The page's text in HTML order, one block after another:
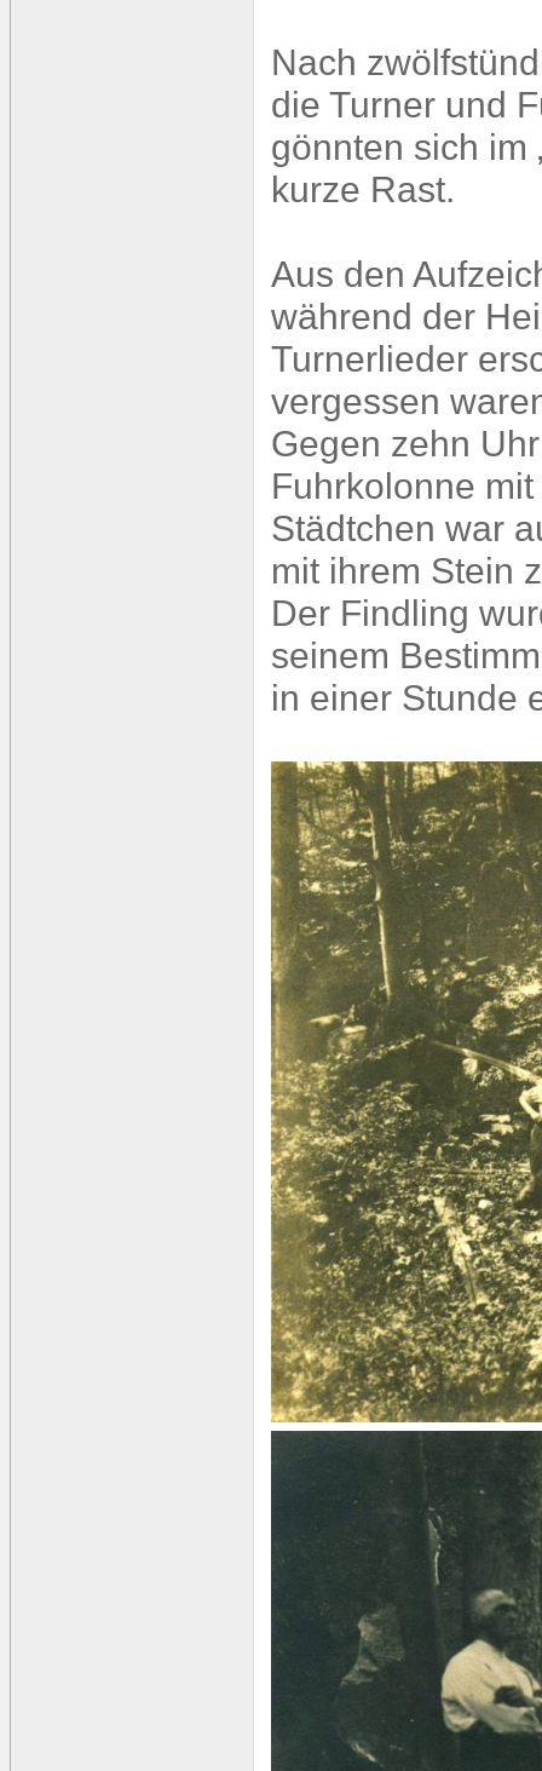
Nach
die Turner und
gönnten sich im
kurze Rast.
Aus den
während der
Turnerlieder
vergessen
Gegen zehn
Fuhrkolonne
Städtchen war
mit ihrem Stein
Der Findling
seinem
in einer Stunde